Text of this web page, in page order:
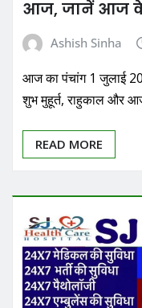
आज, जानें आज
Ashish Sinha
आज का पंचांग 1 जुलाई
शुभ मुहूर्त, राहुकाल और
READ MORE